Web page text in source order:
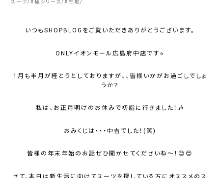
スーツ #極シリーズ # 生地
いつもSHOPBLOGをご覧いただきありがとうございます。
ONLYイオンモール広島府中店です⭐
1月も半月が経とうとしておりますが、、皆様いかがお過ごしでしょ
うか？
私は、お正月明けのお休みで初詣に行きました！🎶
おみくじは・・・中吉でした！(笑)
皆様の年末年始のお話ぜひ聞かせてくださいね～！😊😊
さて、本日は新生活に向けてスーツを探している方にオススメのス